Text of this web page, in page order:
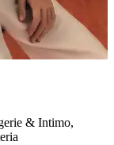
& Intimo,